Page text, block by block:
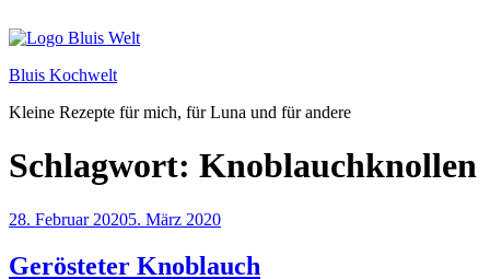
Inhalt
Bluis Kochwelt
Kleine Rezepte für mich, für Luna und für andere
Schlagwort: Knoblauchknollen
Veröffentlicht
28. Februar 20205. März 2020
Gerösteter Knoblauch